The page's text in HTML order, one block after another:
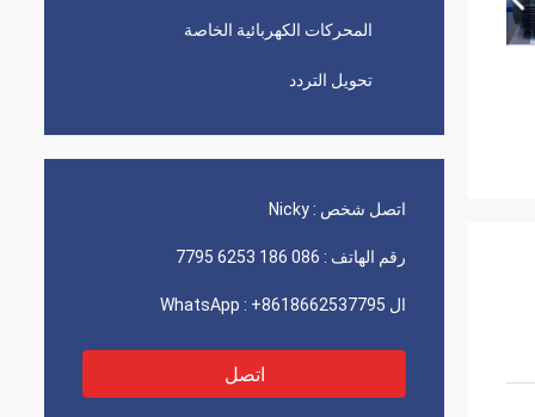
المحركات الكهربائية الخاصة
تحويل التردد
اتصل شخص : Nicky
رقم الهاتف : 086 186 6253 7795
ال WhatsApp : +8618662537795
اتصل